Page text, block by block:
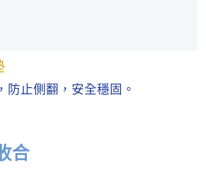
防止側翻，安全穩固。
合